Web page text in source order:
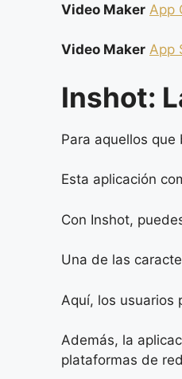
Video Maker App
Video Maker App
Inshot:
Para aquellos
Esta aplicación
Con Inshot,
Una de las
Aquí, los usuarios
Además, la
plataformas de